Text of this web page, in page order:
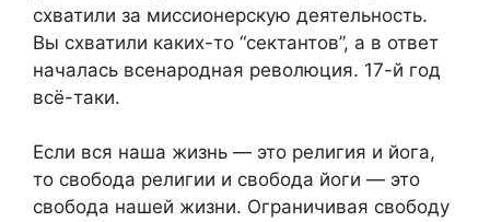
схватили за миссионерскую деятельность.
Вы схватили каких-то “сектантов”, а в ответ
началась всенародная революция. 17-й год
всё-таки.
Если вся наша жизнь — это религия и йога,
то свобода религии и свобода йоги — это
свобода нашей жизни. Ограничивая свободу